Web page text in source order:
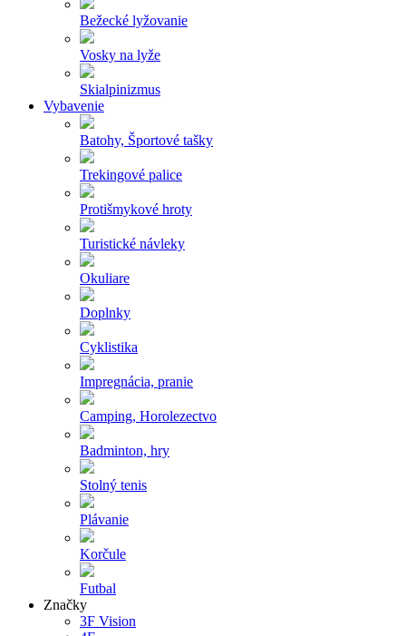
Bežecké lyžovanie
Vosky na lyže
Skialpinizmus
Vybavenie
Batohy, Športové tašky
Trekingové palice
Protišmykové hroty
Turistické návleky
Okuliare
Doplnky
Cyklistika
Impregnácia, pranie
Camping, Horolezectvo
Badminton, hry
Stolný tenis
Plávanie
Korčule
Futbal
Značky
3F Vision